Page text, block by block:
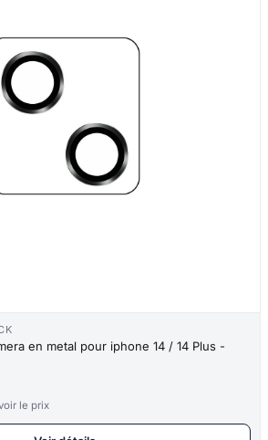
en metal pour iphone 14 / 14 Plus -
le prix